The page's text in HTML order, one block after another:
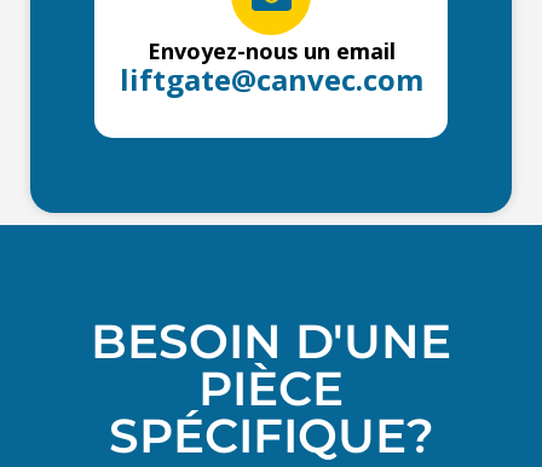
Envoyez-nous un email
liftgate@canvec.com
BESOIN D'UNE
PIÈCE
SPÉCIFIQUE?